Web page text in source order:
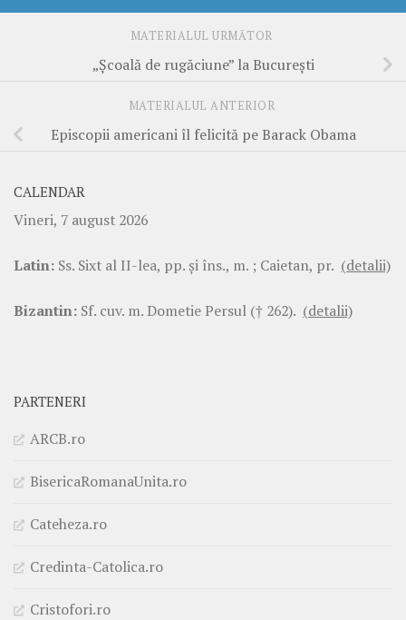
MATERIALUL URMĂTOR
„Şcoală de rugăciune” la Bucureşti
MATERIALUL ANTERIOR
Episcopii americani îl felicită pe Barack Obama
CALENDAR
Vineri, 7 august 2026
Latin: Ss. Sixt al II-lea, pp. şi îns., m. ; Caietan, pr. (detalii)
Bizantin: Sf. cuv. m. Dometie Persul († 262). (detalii)
PARTENERI
ARCB.ro
BisericaRomanaUnita.ro
Cateheza.ro
Credinta-Catolica.ro
Cristofori.ro